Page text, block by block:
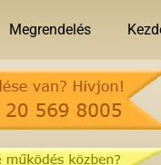
Megrendelés